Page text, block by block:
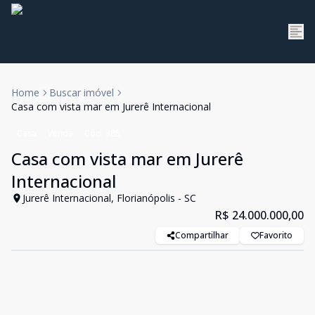
Home
Buscar imóvel
Casa com vista mar em Jurerê Internacional
Casa com vista mar em Jurerê
Internacional
Jurerê Internacional, Florianópolis - SC
R$ 24.000.000,00
Compartilhar Favorito